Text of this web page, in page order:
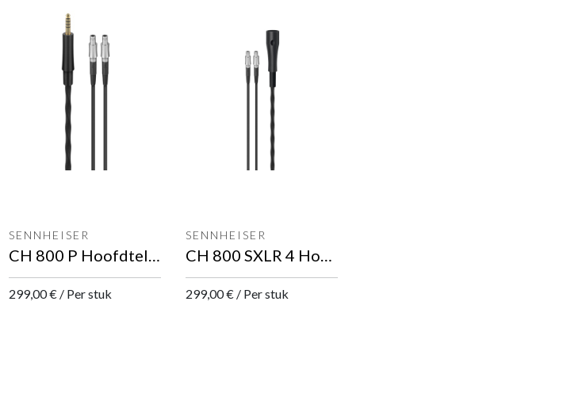
SENNHEISER
CH 800 P Hoofdtelefoonkabel
299,00€ / Per stuk
SENNHEISER
CH 800 SXLR 4 Hoofdtelefoonkabel
299,00€ / Per stuk